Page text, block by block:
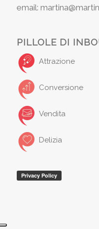
email:
PILLOLE DI
Attrazione
Conversione
Vendita
Delizia